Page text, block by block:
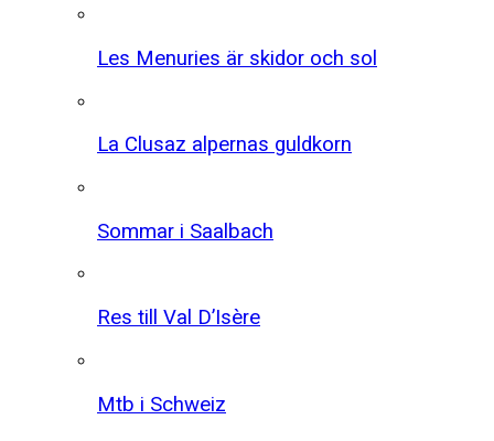
Les Menuries är skidor och sol
La Clusaz alpernas guldkorn
Sommar i Saalbach
Res till Val D’Isère
Mtb i Schweiz